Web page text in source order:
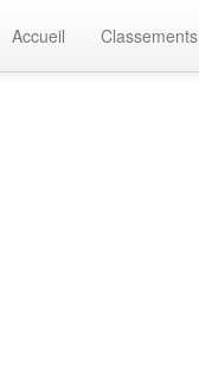
Accueil Classements